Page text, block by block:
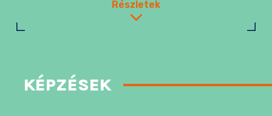
Részletek
KÉPZÉSEK